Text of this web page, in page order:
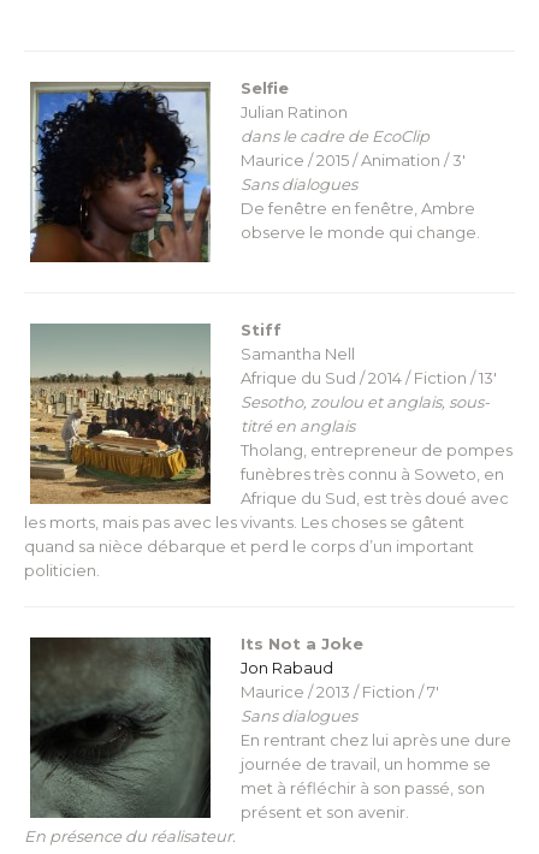
Selfie
Julian Ratinon
dans le cadre de EcoClip
Maurice / 2015 / Animation / 3′
Sans dialogues
De fenêtre en fenêtre, Ambre
observe le monde qui change.
Stiff
Samantha Nell
Afrique du Sud / 2014 / Fiction / 13′
Sesotho, zoulou et anglais, sous-
titré en anglais
Tholang, entrepreneur de pompes
funèbres très connu à Soweto, en
Afrique du Sud, est très doué avec
les morts, mais pas avec les vivants. Les choses se gâtent
quand sa nièce débarque et perd le corps d’un important
politicien.
Its Not a Joke
Jon Rabaud
Maurice / 2013 / Fiction / 7′
Sans dialogues
En rentrant chez lui après une dure
journée de travail, un homme se
met à réfléchir à son passé, son
présent et son avenir.
En présence du réalisateur.